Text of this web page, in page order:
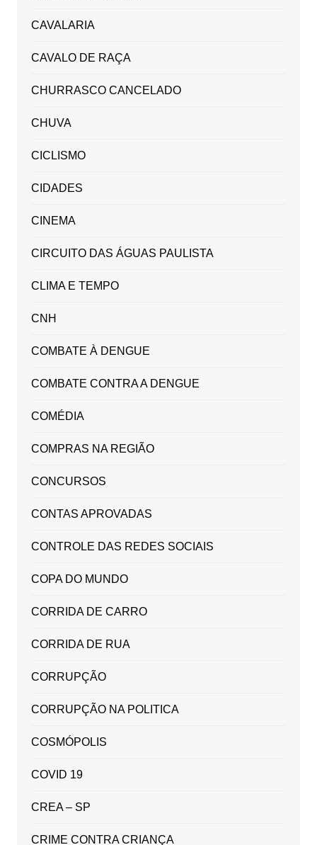
CAVALARIA
CAVALO DE RAÇA
CHURRASCO CANCELADO
CHUVA
CICLISMO
CIDADES
CINEMA
CIRCUITO DAS ÁGUAS PAULISTA
CLIMA E TEMPO
CNH
COMBATE À DENGUE
COMBATE CONTRA A DENGUE
COMÉDIA
COMPRAS NA REGIÃO
CONCURSOS
CONTAS APROVADAS
CONTROLE DAS REDES SOCIAIS
COPA DO MUNDO
CORRIDA DE CARRO
CORRIDA DE RUA
CORRUPÇÃO
CORRUPÇÃO NA POLITICA
COSMÓPOLIS
COVID 19
CREA – SP
CRIME CONTRA CRIANÇA